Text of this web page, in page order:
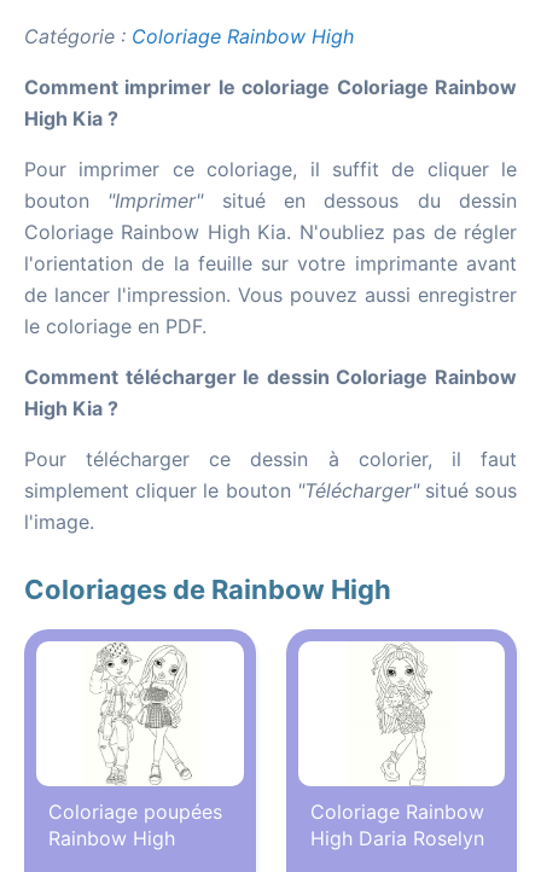
Catégorie : Coloriage Rainbow High
Comment imprimer le coloriage Coloriage Rainbow
High Kia ?
Pour imprimer ce coloriage, il suffit de cliquer le
bouton "Imprimer"situé en dessous du dessin
Coloriage Rainbow High Kia. N'oubliez pas de régler
l'orientation de la feuille sur votre imprimante avant
de lancer l'impression. Vous pouvez aussi enregistrer
le coloriage en PDF.
Comment télécharger le dessin Coloriage Rainbow
High Kia ?
Pour télécharger ce dessin à colorier, il faut
simplement cliquer le bouton "Télécharger"situé sous
l'image.
Coloriages de Rainbow High
Coloriage poupées
Rainbow High
Coloriage Rainbow
High Daria Roselyn